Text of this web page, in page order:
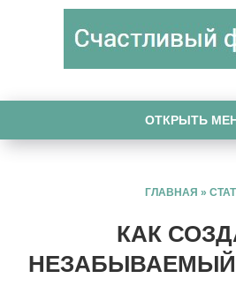
ОТКРЫТЬ
ГЛАВНАЯ »
КАК
НЕЗАБЫВАЕМЫЙ